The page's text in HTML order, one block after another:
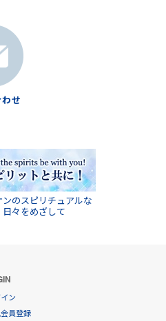
せ
ンのスピリチュアルな
日々をめざして
ン
員登録